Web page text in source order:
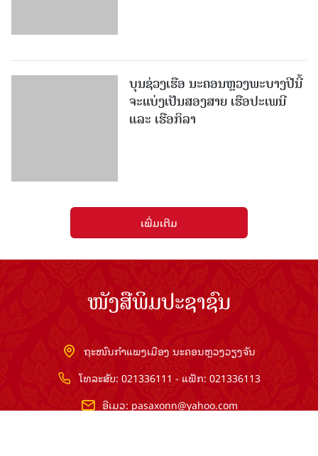
ບຸນຊ່ວງເຮືອ ນະຄອນຫຼວງພະບາງປີນີ້
ຈະແບ່ງເປັນສອງສາຍ ເຮືອປະເພນີ
ແລະ ເຮືອກິລາ
ເພີ່ມເຕີມ
ໜັງສືພິມປະຊາຊົນ
ຖະໜົນກຳແພງເມືອງ ນະຄອນຫຼວງວຽງຈັນ
ໂທລະສັບ: 021336111 - ແຟັກ: 021336113
ອີເມວ: pasaxonn@yahoo.com